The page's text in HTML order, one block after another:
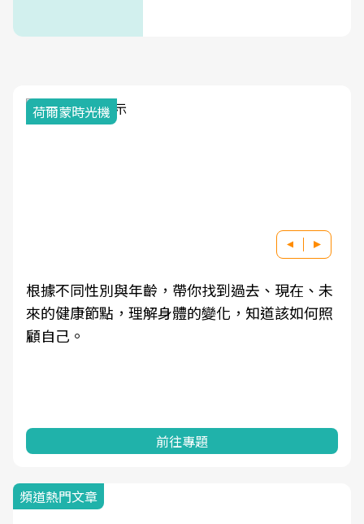
荷爾蒙時光機
根據不同性別與年齡，帶你找到過去、現在、未
來的健康節點，理解身體的變化，知道該如何照
顧自己。
前往專題
頻道熱門文章